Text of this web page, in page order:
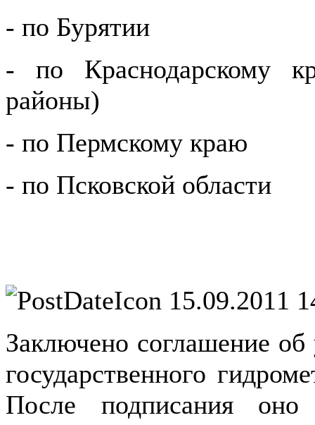
- по Бурятии
- по Краснодарскому
районы)
- по Пермскому краю
- по Псковской области
15.09.2011
Заключено соглашение об
государственного
После подписания